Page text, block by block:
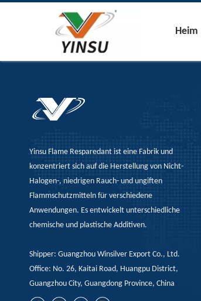
Heim
Yinsu Flame Resparedant ist eine Fabrik und
konzentriert sich auf die Herstellung von Nicht-
Halogen-, niedrigen Rauch- und ungiften
Flammschutzmitteln für verschiedene
Anwendungen. Es entwickelt unterschiedliche
chemische und plastische Additiven.
Shipper: Guangzhou Winsilver Export Co., Ltd.
Office: No. 26, Kaitai Road, Huangpu District,
Guangzhou City, Guangdong Province, China